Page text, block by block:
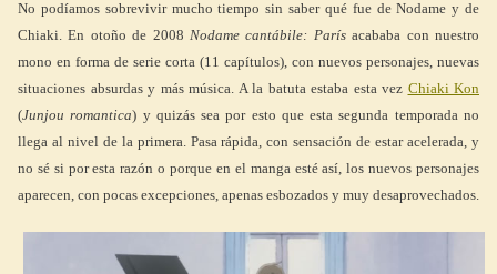
No podíamos sobrevivir mucho tiempo sin saber qué fue de Nodame y de
Chiaki. En otoño de 2008 Nodame cantábile: Parísacababa con nuestro
mono en forma de serie corta (11 capítulos), con nuevos personajes, nuevas
situaciones absurdas y más música. A la batuta estaba esta vez Chiaki Kon
(Junjou romantica) y quizás sea por esto que esta segunda temporada no
llega al nivel de la primera. Pasa rápida, con sensación de estar acelerada, y
no sé si por esta razón o porque en el manga esté así, los nuevos personajes
aparecen, con pocas excepciones, apenas esbozados y muy desaprovechados.